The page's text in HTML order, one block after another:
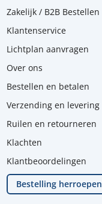
Zakelijk / B2B Bestellen
Klantenservice
Lichtplan aanvragen
Over ons
Bestellen en betalen
Verzending en levering
Ruilen en retourneren
Klachten
Klantbeoordelingen
Bestelling herroepen